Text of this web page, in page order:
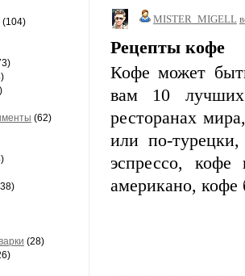
(104)
(62)
(28)
MISTER_MIGELL
Рецепты кофе
Кофе может
вам 10
ресторанах
или по-
эспрессо,
американо, кофе